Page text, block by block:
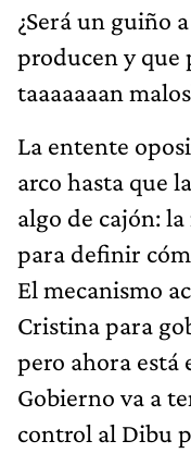
¿Será un guiño
producen y que
taaaaaaan
La entente
arco hasta que
algo de cajón:
para definir
El mecanismo
Cristina para
pero ahora está
Gobierno va a
control al Dibu